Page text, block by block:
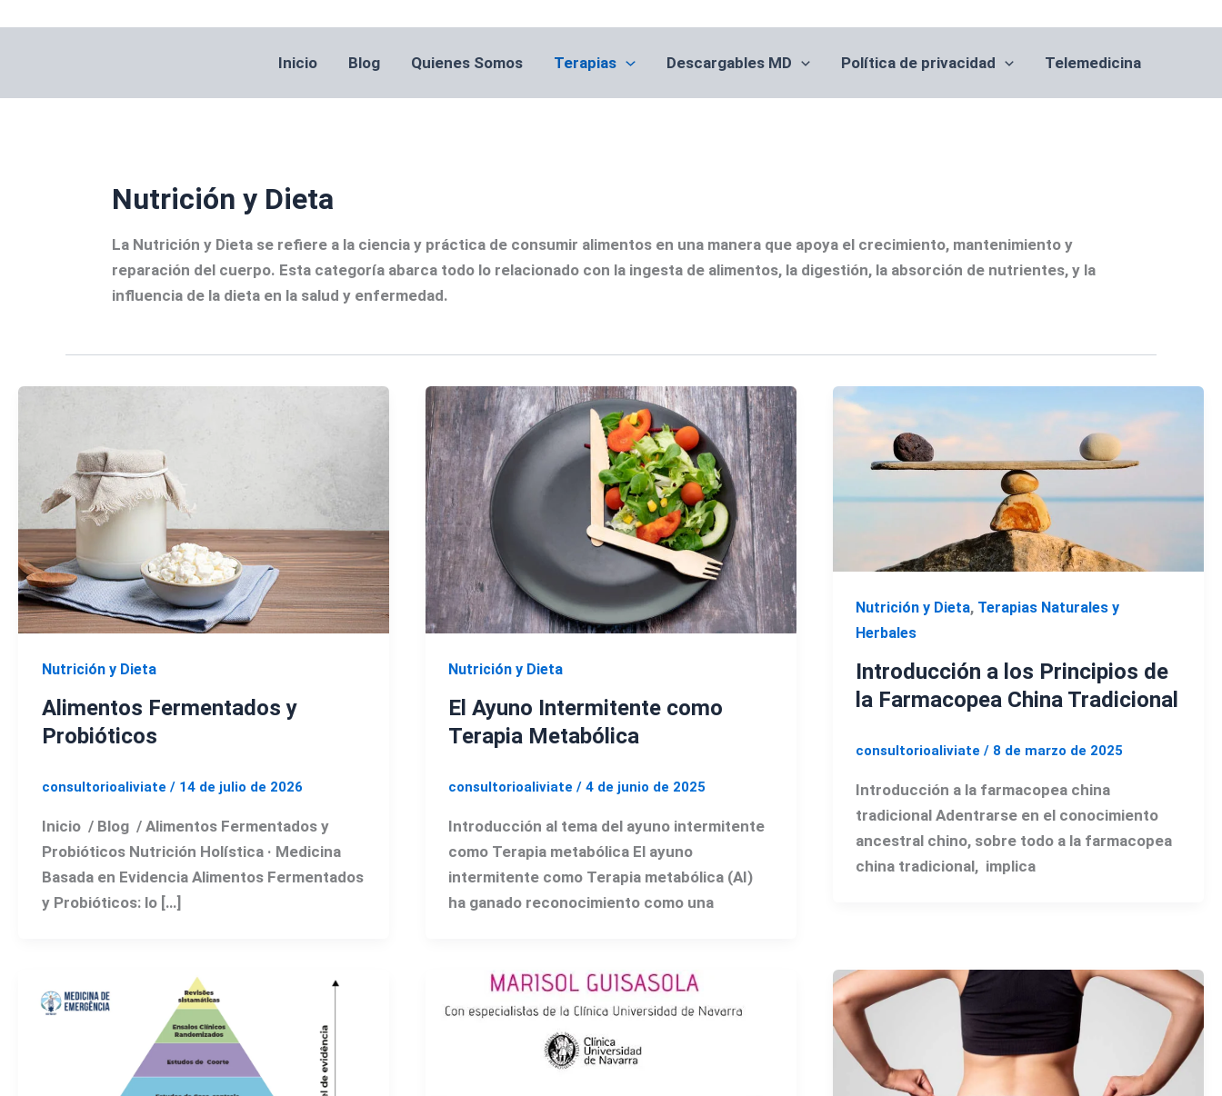
Inicio Blog Quienes Somos Terapias Descargables MD Política de privacidad Telemedicina
Nutrición y Dieta
La Nutrición y Dieta se refiere a la ciencia y práctica de consumir alimentos en una manera que apoya el crecimiento, mantenimiento y
reparación del cuerpo. Esta categoría abarca todo lo relacionado con la ingesta de alimentos, la digestión, la absorción de nutrientes, y la
influencia de la dieta en la salud y enfermedad.
Nutrición y Dieta
Alimentos Fermentados y
Probióticos
consultorioaliviate / 14 de julio de 2026
Inicio / Blog / Alimentos Fermentados y
Probióticos Nutrición Holística · Medicina
Basada en Evidencia Alimentos Fermentados
y Probióticos: lo […]
Nutrición y Dieta
El Ayuno Intermitente como
Terapia Metabólica
consultorioaliviate/4 de junio de 2025
Introducción al tema del ayuno intermitente
como Terapia metabólica El ayuno
intermitente como Terapia metabólica (AI)
ha ganado reconocimiento como una
Nutrición y Dieta, Terapias Naturales y
Herbales
Introducción a los Principios de
la Farmacopea China Tradicional
consultorioaliviate/ 8 de marzo de 2025
Introducción a la farmacopea china
tradicional Adentrarse en el conocimiento
ancestral chino, sobre todo a la farmacopea
china tradicional, implica